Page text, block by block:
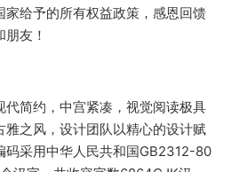
家给予的所有权益政策，感恩回馈
友！
代简约，中宫紧凑，视觉阅读极具
雅之风，设计团队以精心的设计赋
码采用中华人民共和国GB2312-80